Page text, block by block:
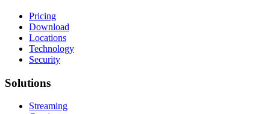
Pricing
Download
Locations
Technology
Security
Solutions
Streaming